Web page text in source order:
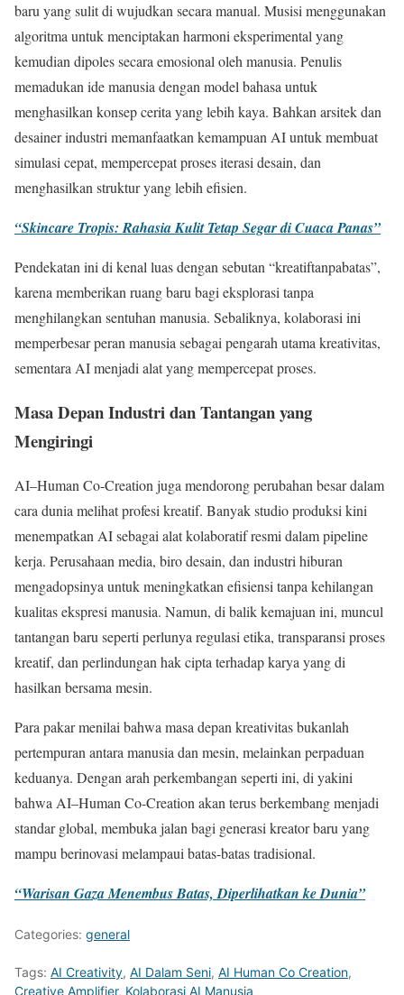
baru yang sulit di wujudkan secara manual. Musisi menggunakan
algoritma untuk menciptakan harmoni eksperimental yang
kemudian dipoles secara emosional oleh manusia. Penulis
memadukan ide manusia dengan model bahasa untuk
menghasilkan konsep cerita yang lebih kaya. Bahkan arsitek dan
desainer industri memanfaatkan kemampuan AI untuk membuat
simulasi cepat, mempercepat proses iterasi desain, dan
menghasilkan struktur yang lebih efisien.
“Skincare Tropis: Rahasia Kulit Tetap Segar di Cuaca Panas”
Pendekatan ini di kenal luas dengan sebutan “kreatiftanpabatas”,
karena memberikan ruang baru bagi eksplorasi tanpa
menghilangkan sentuhan manusia. Sebaliknya, kolaborasi ini
memperbesar peran manusia sebagai pengarah utama kreativitas,
sementara AI menjadi alat yang mempercepat proses.
Masa Depan Industri dan Tantangan yang
Mengiringi
AI–Human Co-Creation juga mendorong perubahan besar dalam
cara dunia melihat profesi kreatif. Banyak studio produksi kini
menempatkan AI sebagai alat kolaboratif resmi dalam pipeline
kerja. Perusahaan media, biro desain, dan industri hiburan
mengadopsinya untuk meningkatkan efisiensi tanpa kehilangan
kualitas ekspresi manusia. Namun, di balik kemajuan ini, muncul
tantangan baru seperti perlunya regulasi etika, transparansi proses
kreatif, dan perlindungan hak cipta terhadap karya yang di
hasilkan bersama mesin.
Para pakar menilai bahwa masa depan kreativitas bukanlah
pertempuran antara manusia dan mesin, melainkan perpaduan
keduanya. Dengan arah perkembangan seperti ini, di yakini
bahwa AI–Human Co-Creation akan terus berkembang menjadi
standar global, membuka jalan bagi generasi kreator baru yang
mampu berinovasi melampaui batas-batas tradisional.
“Warisan Gaza Menembus Batas, Diperlihatkan ke Dunia”
Categories: general
Tags: AI Creativity, AI Dalam Seni, AI Human Co Creation,
Creative Amplifier, Kolaborasi AI Manusia